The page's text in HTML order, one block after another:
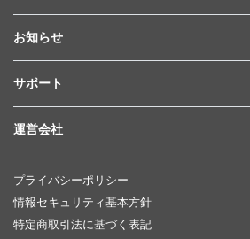
お知らせ
サポート
運営会社
プライバシーポリシー
情報セキュリティ基本方針
特定商取引法に基づく表記